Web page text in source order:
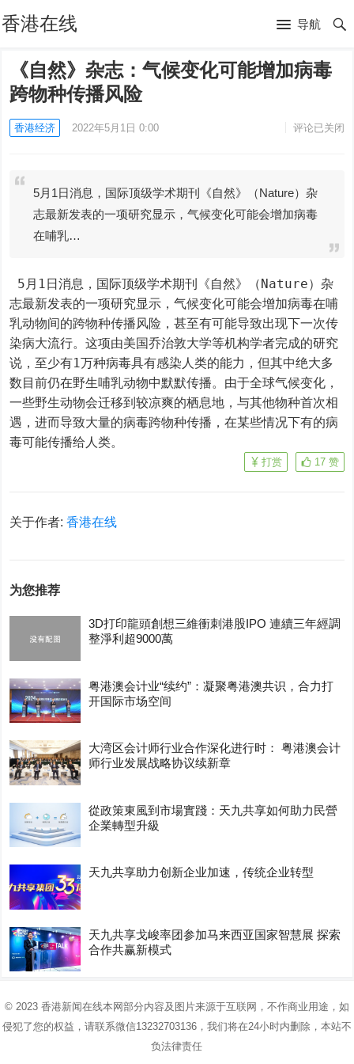
香港在线 导航
《自然》杂志：气候变化可能增加病毒
跨物种传播风险
香港经济 2022年5月1日 0:00 评论已关闭
5月1日消息，国际顶级学术期刊《自然》（Nature）杂
志最新发表的一项研究显示，气候变化可能会增加病毒
在哺乳…
志最新发表的一项研究显示，气候变化可能会增加病毒在哺
乳动物间的跨物种传播风险，甚至有可能导致出现下一次传
染病大流行。这项由美国乔治敦大学等机构学者完成的研究
说，至少有1万种病毒具有感染人类的能力，但其中绝大多
数目前仍在野生哺乳动物中默默传播。由于全球气候变化，
一些野生动物会迁移到较凉爽的栖息地，与其他物种首次相
遇，进而导致大量的病毒跨物种传播，在某些情况下有的病
毒可能传播给人类。
17 赞
打赏
关于作者:香港在线
为您推荐
3D打印龍頭創想三維衝刺港股IPO 連續三年經調
整淨利超9000萬
粤港澳会计业“续约”：凝聚粤港澳共识，合力打
开国际市场空间
大湾区会计师行业合作深化进行时： 粤港澳会计
师行业发展战略协议续新章
從政策東風到市場實踐：天九共享如何助力民營
企業轉型升級
天九共享助力创新企业加速，传统企业转型
天九共享戈峻率团参加马来西亚国家智慧展 探索
合作共赢新模式
© 2023 香港新闻在线本网部分内容及图片来源于互联网，不作商业用途，如
侵犯了您的权益，请联系微信13232703136，我们将在24小时内删除，本站不
负法律责任